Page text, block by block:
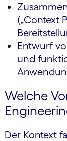
(„Context
Entwurf
und
Welche
Der Kontext